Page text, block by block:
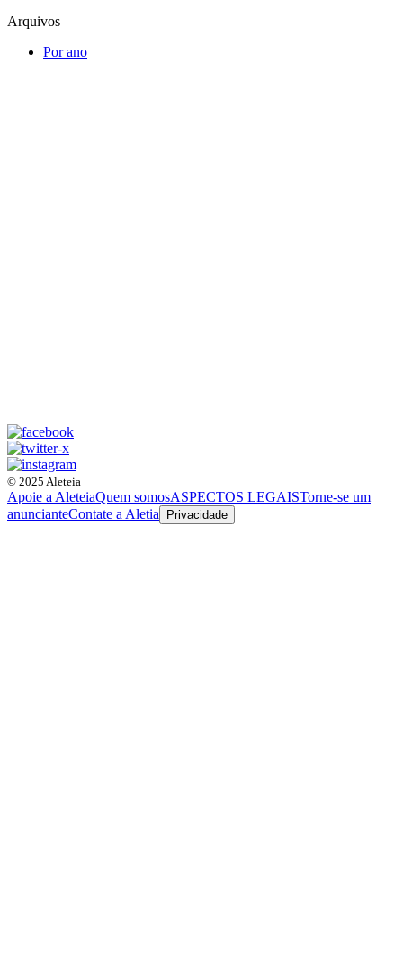
Arquivos
Por ano
© 2025 Aleteia
Apoie a AleteiaQuem somosASPECTOS LEGAISTorne-se um
anuncianteContate a Aletia Privacidade